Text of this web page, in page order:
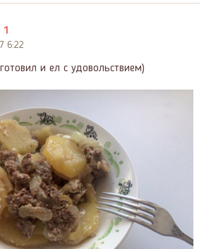
1
6:22
и ел с удовольствием)